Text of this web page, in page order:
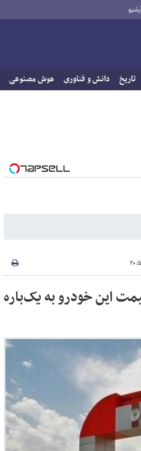
تاریخ دانش و فناوری هوش مصنوعی
این خودرو به یک‌باره